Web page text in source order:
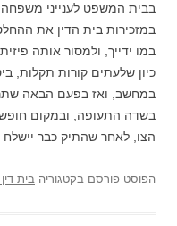
בבית המשפט לענייני
במזכירות בית הדין את
במו ידייך, ולמסור אותה
כיון שלעתים קורות תקלות,
במחשב, ואז בפעם הבאה
בשדה התעופה, ובמקום
הצו, לאחר שהתיק כבר יישלח
הפוסט פורסם בקטגוריה בית